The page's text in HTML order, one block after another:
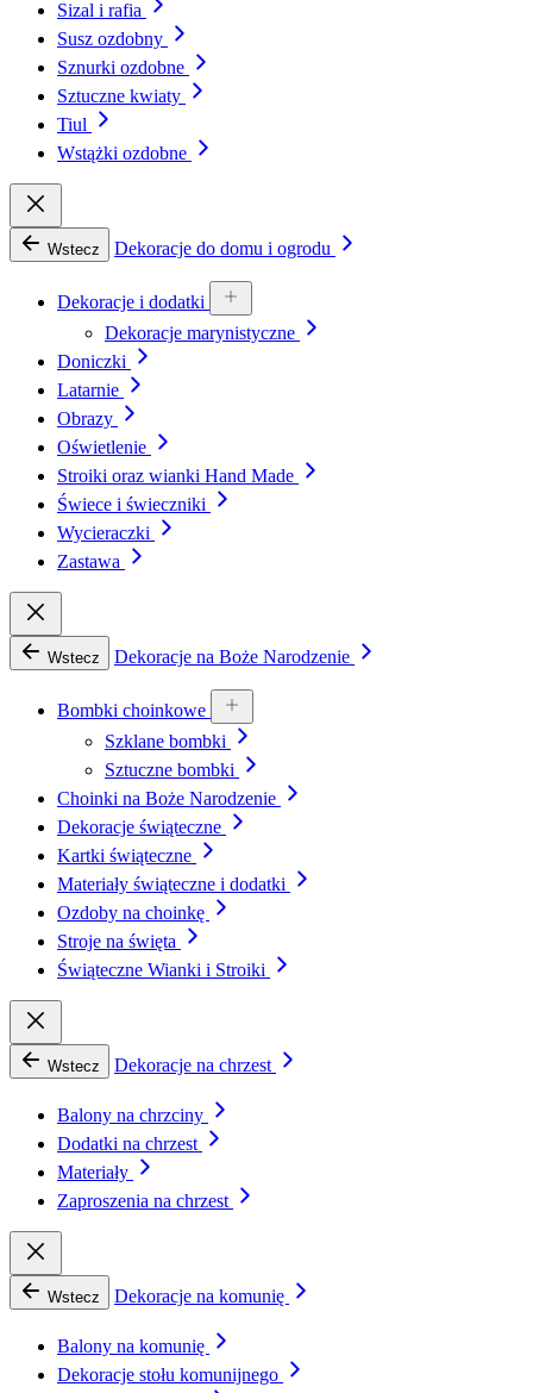
Sizal i rafia
Susz ozdobny
Sznurki ozdobne
Sztuczne kwiaty
Tiul
Wstążki ozdobne
Wstecz Dekoracje do domu i ogrodu
Dekoracje i dodatki
Dekoracje marynistyczne
Doniczki
Latarnie
Obrazy
Oświetlenie
Stroiki oraz wianki Hand Made
Świece i świeczniki
Wycieraczki
Zastawa
Wstecz Dekoracje na Boże Narodzenie
Bombki choinkowe
Szklane bombki
Sztuczne bombki
Choinki na Boże Narodzenie
Dekoracje świąteczne
Kartki świąteczne
Materiały świąteczne i dodatki
Ozdoby na choinkę
Stroje na święta
Świąteczne Wianki i Stroiki
Wstecz Dekoracje na chrzest
Balony na chrzciny
Dodatki na chrzest
Materiały
Zaproszenia na chrzest
Wstecz Dekoracje na komunię
Balony na komunię
Dekoracje stołu komunijnego